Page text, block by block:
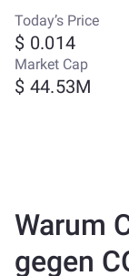
Today’s Price
$ 0.014
Market Cap
$ 44.53M
Warum
gegen